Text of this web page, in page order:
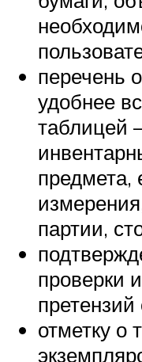
перечень
удобнее
таблицей
предмета,
партии,
проверки
претензий
отметку о